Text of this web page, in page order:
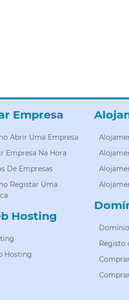
Empresa
Abrir Uma Empresa
Empresa Na Hora
De Empresas
Registar Uma
Hosting
Hosting
Registo